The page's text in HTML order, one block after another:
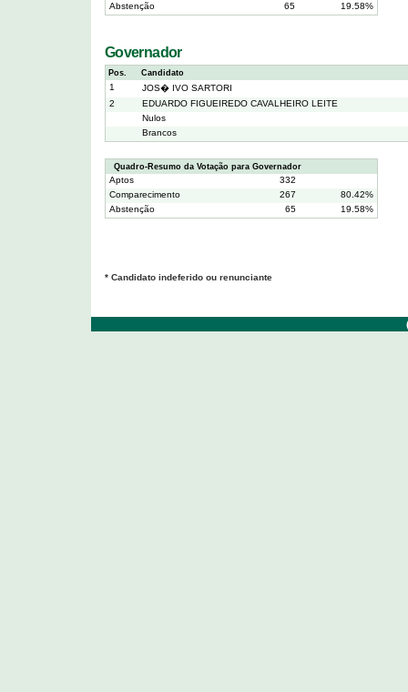
Abstenção
65 19.58%
Governador
Pos. Candidato
1
JOS� IVO SARTORI
2
EDUARDO FIGUEIREDO CAVALHEIRO LEITE
Nulos
Brancos
Quadro-Resumo da Votação para Governador
Aptos
332
Comparecimento
267
80.42%
Abstenção
65 19.58%
* Candidato indeferido ou renunciante